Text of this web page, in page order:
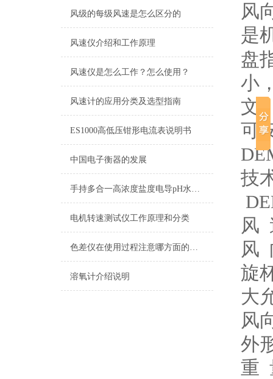
风级的每级风速是怎么区分的
风速仪介绍和工作原理
风速仪是怎么工作？怎么使用？
风速计的应用分类及选型指南
ES1000高低压钳形电流表说明书
中国电子衡器的发展
手持多合一高浓度盐度电导pH水质检测笔
电机转速测试仪工作原理和分类
色差仪在使用过程注意哪方面的事项
溶氧计介绍说明
风
是
盘
小
文
可
技
风
风
旋
大
风
外
重